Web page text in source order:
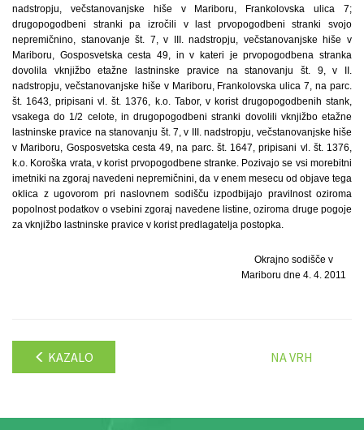
nadstropju, večstanovanjske hiše v Mariboru, Frankolovska ulica 7;
drugopogodbeni stranki pa izročili v last prvopogodbeni stranki svojo
nepremičnino, stanovanje št. 7, v III. nadstropju, večstanovanjske hiše v
Mariboru, Gosposvetska cesta 49, in v kateri je prvopogodbena stranka
dovolila vknjižbo etažne lastninske pravice na stanovanju št. 9, v II.
nadstropju, večstanovanjske hiše v Mariboru, Frankolovska ulica 7, na parc.
št. 1643, pripisani vl. št. 1376, k.o. Tabor, v korist drugopogodbenih stank,
vsakega do 1/2 celote, in drugopogodbeni stranki dovolili vknjižbo etažne
lastninske pravice na stanovanju št. 7, v III. nadstropju, večstanovanjske hiše
v Mariboru, Gosposvetska cesta 49, na parc. št. 1647, pripisani vl. št. 1376,
k.o. Koroška vrata, v korist prvopogodbene stranke. Pozivajo se vsi morebitni
imetniki na zgoraj navedeni nepremičnini, da v enem mesecu od objave tega
oklica z ugovorom pri naslovnem sodišču izpodbijajo pravilnost oziroma
popolnost podatkov o vsebini zgoraj navedene listine, oziroma druge pogoje
za vknjižbo lastninske pravice v korist predlagatelja postopka.
Okrajno sodišče v
Mariboru dne 4. 4. 2011
KAZALO NA VRH